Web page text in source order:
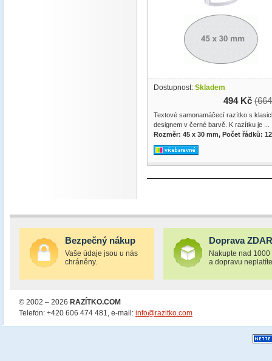
Dostupnost: Skladem
494 Kč
Textové samonamáčecí razítko s
designem v černé barvě. K razítku je ...
Rozměr: 45 x 30 mm, Počet řádků: 12
Bezpečný nákup
Vaše údaje jsou u nás
chráněny.
Doprava
Nakupte nad 1000
a dopravu
© 2002 – 2026 RAZÍTKO.COM
Telefon: +420 606 474 481, e-mail: info@razitko.com